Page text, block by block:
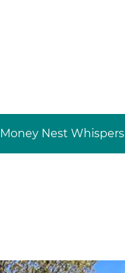
Money Nest Whispers